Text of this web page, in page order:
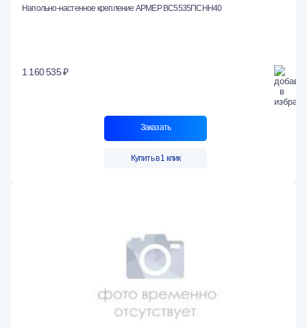
Напольно-настенное крепление АРМЕР ВС5535ПСНН40
1 160 535 ₽
Заказать
Купить в 1 клик